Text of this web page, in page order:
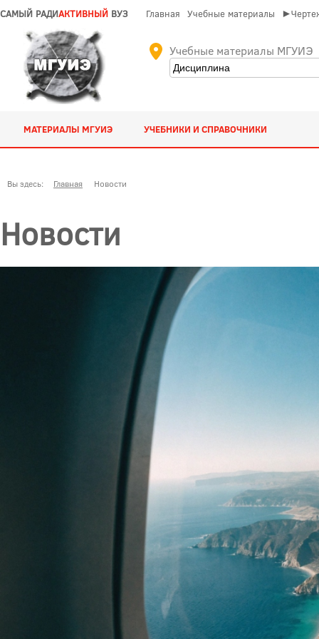
САМЫЙ РАДИАКТИВНЫЙ ВУЗ Главная Учебные материалы
Учебные материалы МГУИЭ
МАТЕРИАЛЫ МГУИЭ УЧЕБНИКИ И СПРАВОЧНИКИ
Вы здесь: Главная Новости
Новости